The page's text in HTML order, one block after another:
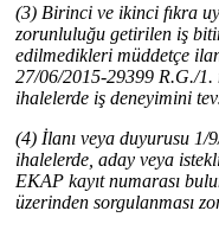
(3) Birinci ve ikinci fıkra
zorunluluğu getirilen iş
edilmedikleri müddetçe
27/06/2015-29399 R.G./
ihalelerde iş deneyimini
(4) İlanı veya duyurusu 1/
ihalelerde, aday veya
EKAP kayıt numarası
üzerinden sorgulanması